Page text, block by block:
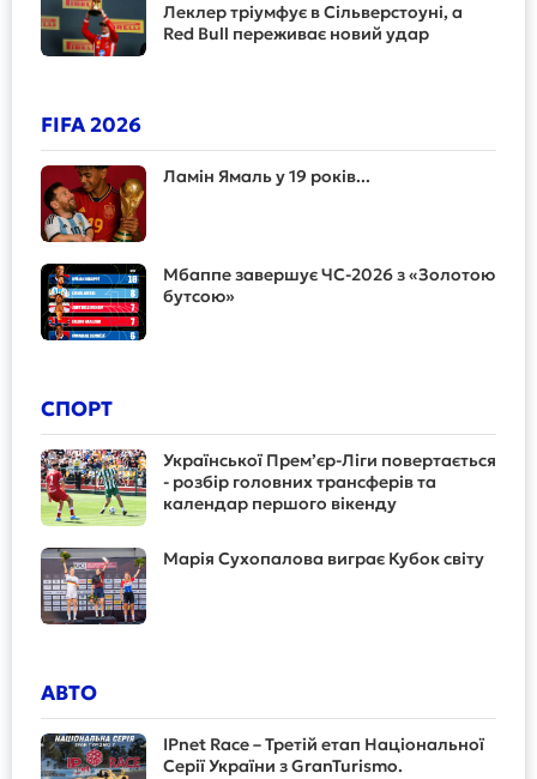
Леклер тріумфує в Сільверстоуні, а
Red Bull переживає новий удар
FIFA 2026
Ламін Ямаль у 19 років...
Мбаппе завершує ЧС-2026 з «Золотою
бутсою»
СПОРТ
Української Прем’єр-Ліги повертається
- розбір головних трансферів та
календар першого вікенду
Марія Сухопалова виграє Кубок світу
АВТО
IPnet Race – Третій етап Національної
Серії України з GranTurismo.